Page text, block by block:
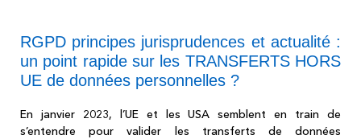
RGPD principes jurisprudences et actualité :
un point rapide sur les TRANSFERTS HORS
UE de données personnelles ?
En janvier 2023, l’UE et les USA semblent en train de
s’entendre pour valider les transferts de données